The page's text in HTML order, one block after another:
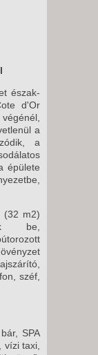
-
-
észak-
d'Or
a
a
épülete
(32 m2)
be,
széf,
SPA
vízi taxi,